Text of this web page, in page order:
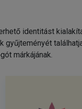
identitást
márkájának.